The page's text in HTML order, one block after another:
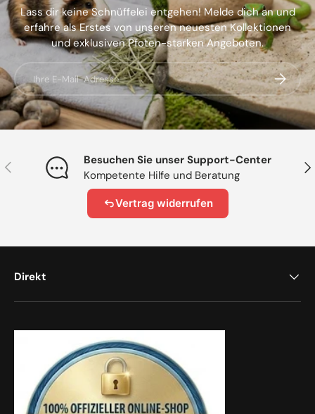
Lass dir keine Schnüffelei entgehen! Melde dich an und
erfahre als Erstes von unseren neuesten Kollektionen
und exklusiven Pfoten-starken Angeboten.
Vorherige
Besuchen Sie unser Support-Center
Kompetente Hilfe und Beratung
Vertrag widerrufen
Direkt